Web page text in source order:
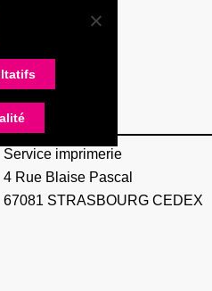
RUG
Service imprimerie
4 Rue Blaise Pascal
67081 STRASBOURG CEDEX